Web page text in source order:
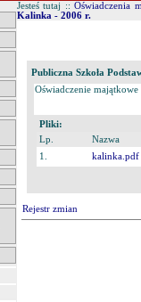
Jesteś tutaj ::Oświadczenia
Kalinka - 2006 r.
Publiczna Szkoła
Oświadczenie
Pliki:
Lp.
Nazwa
1.
kalinka.pdf
Rejestr zmian